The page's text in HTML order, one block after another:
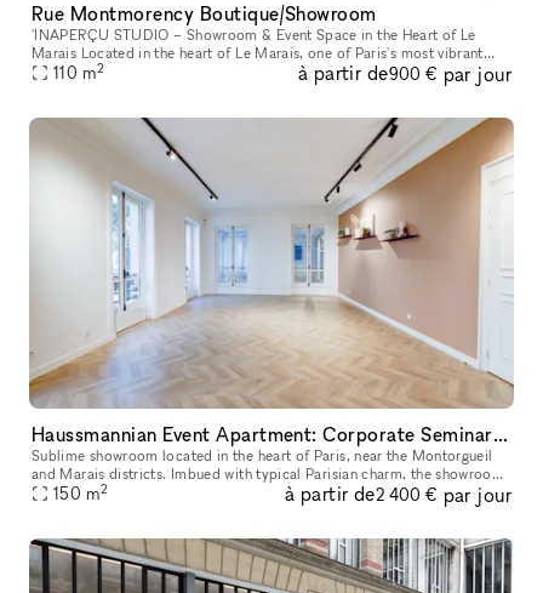
Rue Montmorency Boutique/Showroom
'INAPERÇU STUDIO – Showroom & Event Space in the Heart of Le
Marais Located in the heart of Le Marais, one of Paris's most vibrant
and sought-after neighborhoods, L'INAPERÇU STUDIO is a versatile ve
110 m2 à partir de900 € par jour
Haussmannian Event Apartment: Corporate Seminars, Conferences, Showrooms...
Sublime showroom located in the heart of Paris, near the Montorgueil
and Marais districts. Imbued with typical Parisian charm, the showroom
offers an incomparable showcase. You can rent it to highlig
150 m2 à partir de2 400 € par jour